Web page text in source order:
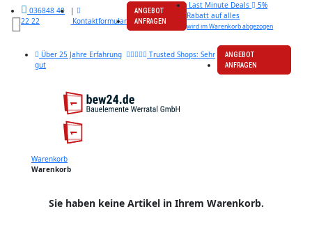
036848 40
22 22
|
Kontaktformular
ANGEBOT
ANFRAGEN
Last Minute Deals
5%
Rabatt auf alles
wird im Warenkorb abgezogen
Über 25 Jahre Erfahrung
Trusted Shops: Sehr
gut
ANGEBOT
ANFRAGEN
Warenkorb
Warenkorb
Sie haben keine Artikel in Ihrem Warenkorb.